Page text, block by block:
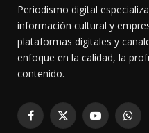
Periodismo digital
información cultural y
plataformas digitales y
enfoque en la calidad, la
contenido.
Facebook
X
YouTube